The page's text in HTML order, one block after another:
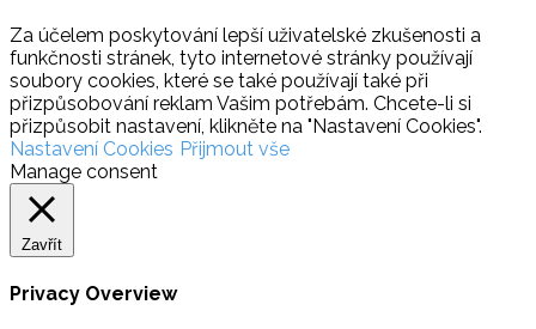
Za účelem poskytování lepší uživatelské zkušenosti a
funkčnosti stránek, tyto internetové stránky používají
soubory cookies, které se také používají také při
přizpůsobování reklam Vašim potřebám. Chcete-li si
přizpůsobit nastavení, klikněte na "Nastavení Cookies".
Nastavení Cookies Přijmout vše
Manage consent
Zavřít
Privacy Overview